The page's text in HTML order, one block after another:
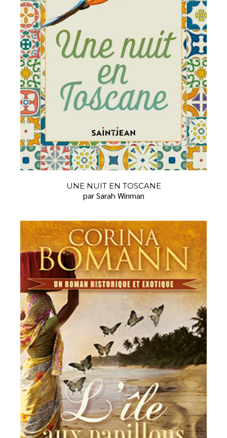
UNE NUIT EN TOSCANE
par Sarah Winman